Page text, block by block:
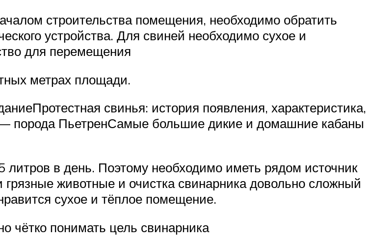
строительства помещения, необходимо обратить
устройства. Для свиней необходимо сухое и
для перемещения
метрах площади.
свинья: история появления, характеристика,
порода ПьетренСамые большие дикие и домашние кабаны
в день. Поэтому необходимо иметь рядом источник
животные и очистка свинарника довольно сложный
сухое и тёплое помещение.
чётко понимать цель свинарника